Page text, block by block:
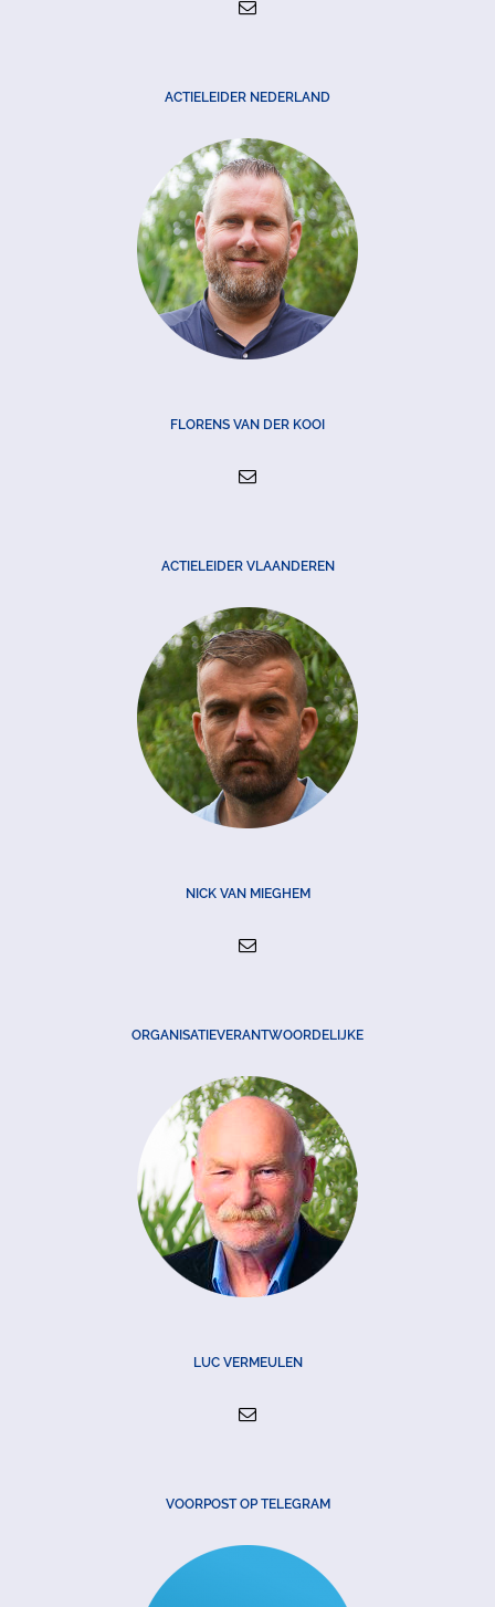
ACTIELEIDER NEDERLAND
FLORENS VAN DER KOOI
ACTIELEIDER VLAANDEREN
NICK VAN MIEGHEM
ORGANISATIEVERANTWOORDELIJKE
LUC VERMEULEN
VOORPOST OP TELEGRAM